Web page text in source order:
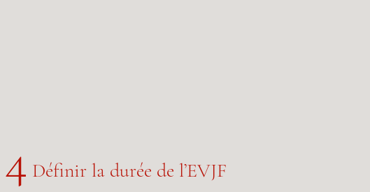
4 Définir la durée de l’EVJF